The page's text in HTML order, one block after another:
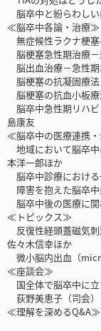
脳卒中と紛らわし
≪脳卒中各論・治療≫
無症候性ラクナ梗
脳梗塞急性期治療
脳出血治療－急性
脳梗塞の抗凝固療
脳梗塞の抗血小板
脳卒中急性期リハ
島康友
≪脳卒中の医療連携
地域において脳卒
本洋一郎ほか
脳卒中診療におけ
障害を抱えた脳卒
脳卒中後の医療に
≪トピックス≫
反復性経頭蓋磁気
佐々木信幸ほか
微小脳内出血（
≪座談会≫
国全体で脳卒中に
荻野美恵子（司会
≪理解を深めるQ&A≫